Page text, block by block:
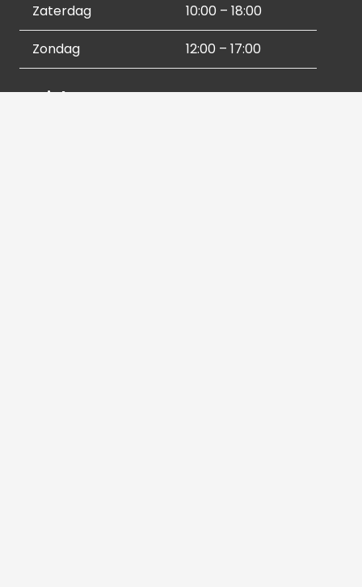
Zaterdag 10:00 – 18:00
Zondag 12:00 – 17:00
Socials